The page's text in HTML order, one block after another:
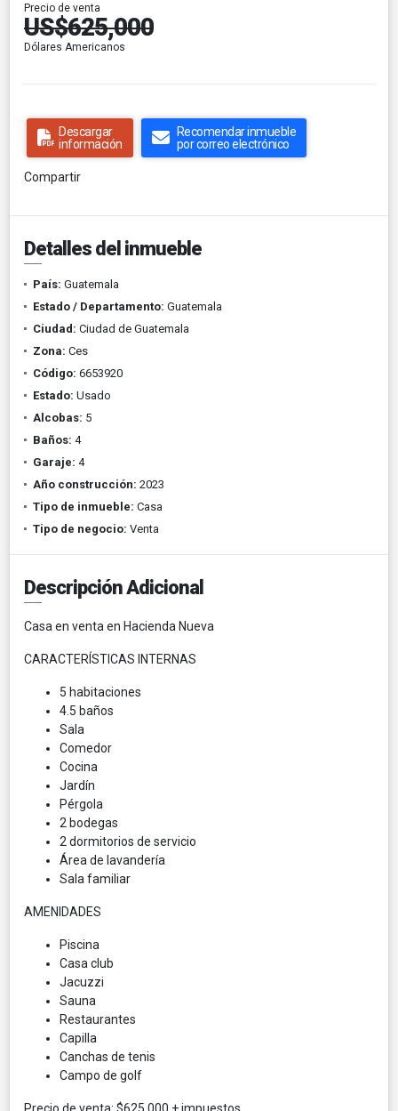
Precio de venta
US$625,000
Dólares Americanos
Descargar
información
Recomendar inmueble
por correo electrónico
Compartir
Detalles del inmueble
País: Guatemala
Estado / Departamento: Guatemala
Ciudad: Ciudad de Guatemala
Zona: Ces
Código: 6653920
Estado: Usado
Alcobas: 5
Baños: 4
Garaje: 4
Año construcción: 2023
Tipo de inmueble: Casa
Tipo de negocio: Venta
Descripción Adicional
Casa en venta en Hacienda Nueva
CARACTERÍSTICAS INTERNAS
5 habitaciones
4.5 baños
Sala
Comedor
Cocina
Jardín
Pérgola
2 bodegas
2 dormitorios de servicio
Área de lavandería
Sala familiar
AMENIDADES
Piscina
Casa club
Jacuzzi
Sauna
Restaurantes
Capilla
Canchas de tenis
Campo de golf